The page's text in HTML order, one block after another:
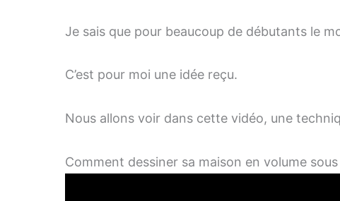
Je sais que pour beaucoup de débutants le
C’est pour moi une idée reçu.
Nous allons voir dans cette vidéo, une
Comment dessiner sa maison en volume